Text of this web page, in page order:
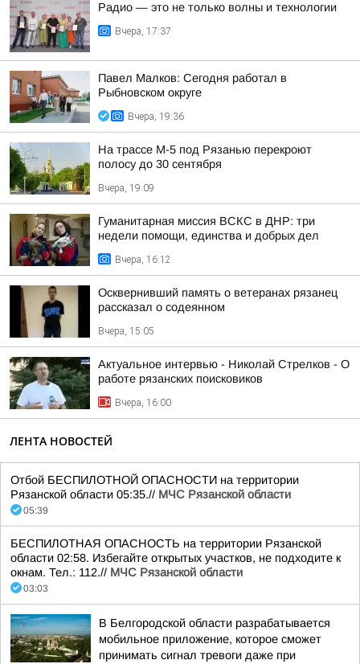
Радио — это не только волны и технологии
Вчера, 17:37
Павел Малков: Сегодня работал в
Рыбновском округе
Вчера, 19:36
На трассе М-5 под Рязанью перекроют
полосу до 30 сентября
Вчера, 19:09
Гуманитарная миссия ВСКС в ДНР: три
недели помощи, единства и добрых дел
Вчера, 16:12
Осквернивший память о ветеранах рязанец
рассказал о содеянном
Вчера, 15:05
Актуальное интервью - Николай Стрелков - О
работе рязанских поисковиков
Вчера, 16:00
ЛЕНТА НОВОСТЕЙ
Отбой БЕСПИЛОТНОЙ ОПАСНОСТИ на территории
Рязанской области 05:35.// МЧС Рязанской области
05:39
БЕСПИЛОТНАЯ ОПАСНОСТЬ на территории Рязанской
области 02:58. Избегайте открытых участков, не подходите к
окнам. Тел.: 112.// МЧС Рязанской области
03:03
В Белгородской области разрабатывается
мобильное приложение, которое сможет
принимать сигнал тревоги даже при